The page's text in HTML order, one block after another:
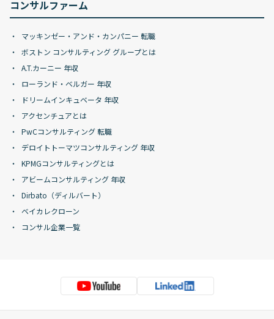
コンサルファーム
マッキンゼー・アンド・カンパニー 転職
ボストン コンサルティング グループとは
A.T.カーニー 年収
ローランド・ベルガー 年収
ドリームインキュベータ 年収
アクセンチュアとは
PwCコンサルティング 転職
デロイトトーマツコンサルティング 年収
KPMGコンサルティングとは
アビームコンサルティング 年収
Dirbato（ディルバート）
ベイカレクローン
コンサル企業一覧